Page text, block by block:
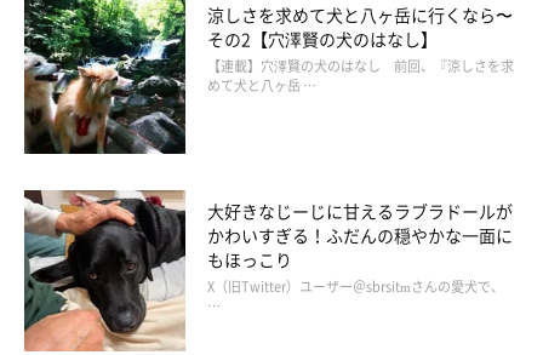
涼しさを求めて犬と八ヶ岳に行くなら〜
その2【穴澤賢の犬のはなし】
【連載】穴澤賢の犬のはなし 前回、『涼しさを求
めて犬と八ヶ岳 …
大好きなじーじに甘えるラブラドールが
かわいすぎる！ふだんの穏やかな一面に
もほっこり
X（旧Twitter）ユーザー＠sbrsitmさんの愛犬で、
…